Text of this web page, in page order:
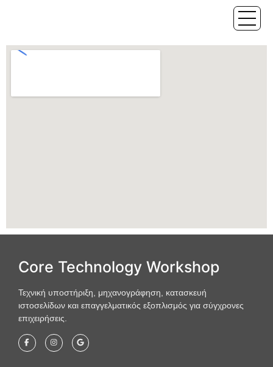
Core Technology Workshop
Τεχνική υποστήριξη, μηχανογράφηση, κατασκευή
ιστοσελίδων και επαγγελματικός εξοπλισμός για σύγχρονες
επιχειρήσεις.